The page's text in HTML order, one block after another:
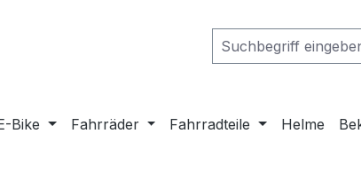
Bike Fahrräder Fahrradteile Helme